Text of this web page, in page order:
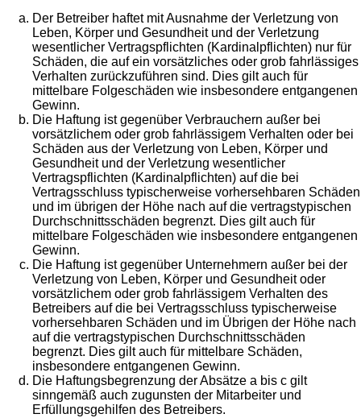
Der Betreiber haftet mit Ausnahme der Verletzung von
Leben, Körper und Gesundheit und der Verletzung
wesentlicher Vertragspflichten (Kardinalpflichten) nur für
Schäden, die auf ein vorsätzliches oder grob fahrlässiges
Verhalten zurückzuführen sind. Dies gilt auch für
mittelbare Folgeschäden wie insbesondere entgangenen
Gewinn.
Die Haftung ist gegenüber Verbrauchern außer bei
vorsätzlichem oder grob fahrlässigem Verhalten oder bei
Schäden aus der Verletzung von Leben, Körper und
Gesundheit und der Verletzung wesentlicher
Vertragspflichten (Kardinalpflichten) auf die bei
Vertragsschluss typischerweise vorhersehbaren Schäden
und im übrigen der Höhe nach auf die vertragstypischen
Durchschnittsschäden begrenzt. Dies gilt auch für
mittelbare Folgeschäden wie insbesondere entgangenen
Gewinn.
Die Haftung ist gegenüber Unternehmern außer bei der
Verletzung von Leben, Körper und Gesundheit oder
vorsätzlichem oder grob fahrlässigem Verhalten des
Betreibers auf die bei Vertragsschluss typischerweise
vorhersehbaren Schäden und im Übrigen der Höhe nach
auf die vertragstypischen Durchschnittsschäden
begrenzt. Dies gilt auch für mittelbare Schäden,
insbesondere entgangenen Gewinn.
Die Haftungsbegrenzung der Absätze a bis c gilt
sinngemäß auch zugunsten der Mitarbeiter und
Erfüllungsgehilfen des Betreibers.